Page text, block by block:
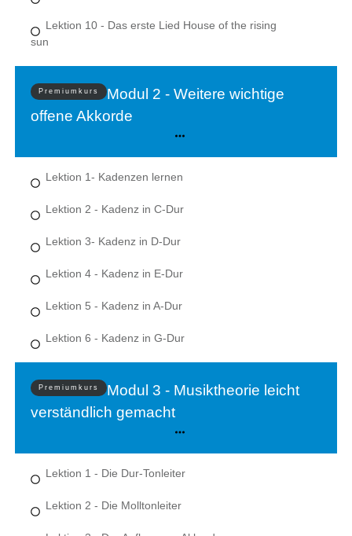
Lektion 10 - Das erste Lied House of the rising
sun
Premiumkurs
Modul 2 - Weitere wichtige
offene Akkorde
Lektion 1- Kadenzen lernen
Lektion 2 - Kadenz in C-Dur
Lektion 3- Kadenz in D-Dur
Lektion 4 - Kadenz in E-Dur
Lektion 5 - Kadenz in A-Dur
Lektion 6 - Kadenz in G-Dur
Premiumkurs
Modul 3 - Musiktheorie leicht
verständlich gemacht
Lektion 1 - Die Dur-Tonleiter
Lektion 2 - Die Molltonleiter